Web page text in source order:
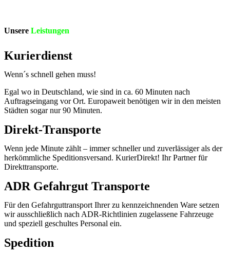
Unsere Leistungen
Kurierdienst
Wenn´s schnell gehen muss!
Egal wo in Deutschland, wie sind in ca. 60 Minuten nach
Auftragseingang vor Ort. Europaweit benötigen wir in den meisten
Städten sogar nur 90 Minuten.
Direkt-Transporte
Wenn jede Minute zählt – immer schneller und zuverlässiger als der
herkömmliche Speditionsversand. KurierDirekt! Ihr Partner für
Direkttransporte.
ADR Gefahrgut Transporte
Für den Gefahrguttransport Ihrer zu kennzeichnenden Ware setzen
wir ausschließlich nach ADR-Richtlinien zugelassene Fahrzeuge
und speziell geschultes Personal ein.
Spedition